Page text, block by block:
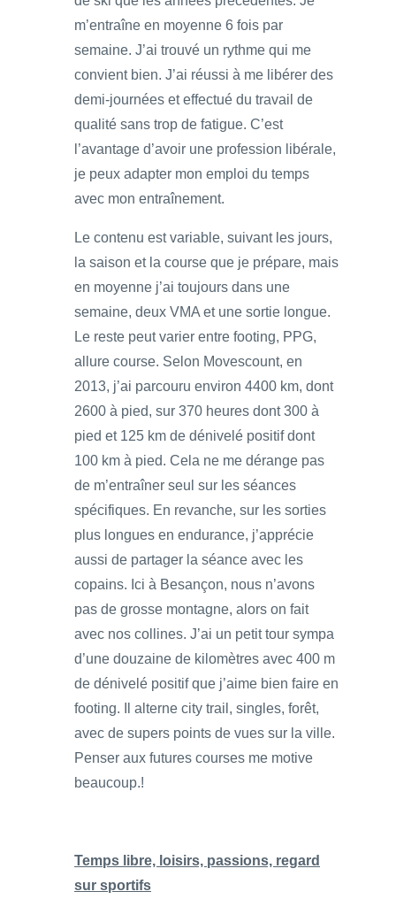
m’entraîne en moyenne 6 fois par
semaine. J’ai trouvé un rythme qui me
convient bien. J’ai réussi à me libérer des
demi-journées et effectué du travail de
qualité sans trop de fatigue. C’est
l’avantage d’avoir une profession libérale,
je peux adapter mon emploi du temps
avec mon entraînement.
Le contenu est variable, suivant les jours,
la saison et la course que je prépare, mais
en moyenne j’ai toujours dans une
semaine, deux VMA et une sortie longue.
Le reste peut varier entre footing, PPG,
allure course. Selon Movescount, en
2013, j’ai parcouru environ 4400 km, dont
2600 à pied, sur 370 heures dont 300 à
pied et 125 km de dénivelé positif dont
100 km à pied. Cela ne me dérange pas
de m’entraîner seul sur les séances
spécifiques. En revanche, sur les sorties
plus longues en endurance, j’apprécie
aussi de partager la séance avec les
copains. Ici à Besançon, nous n’avons
pas de grosse montagne, alors on fait
avec nos collines. J’ai un petit tour sympa
d’une douzaine de kilomètres avec 400 m
de dénivelé positif que j’aime bien faire en
footing. Il alterne city trail, singles, forêt,
avec de supers points de vues sur la ville.
Penser aux futures courses me motive
beaucoup.!
Temps libre, loisirs, passions, regard
sur sportifs